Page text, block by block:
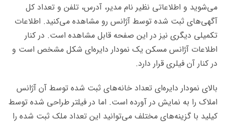
می‌شوید و اطلاعاتی نظیر نام مدیر، آدرس، تلفن و تعداد کل
آگهی‌های ثبت شده توسط آژانس رو مشاهده می‌کنید. اطلاعات
تکمیلی دیگری نیز در این صفحه قابل مشاهده است. در کنار
اطلاعات آژانس مسکن یک نمودار دایره‌ای شکل مشخص است و
در کنار آن فیلری قرار دارد.
بالای نمودار دایره‌ای تعداد خانه‌های ثبت شده توسط آن آژانس
املاک را به نمایش در آورده است. اما در فیلتر طراحی شده توسط
کیلید با گزینه‌های مختلف می‌توانید این تعداد ملک ثبت شده را